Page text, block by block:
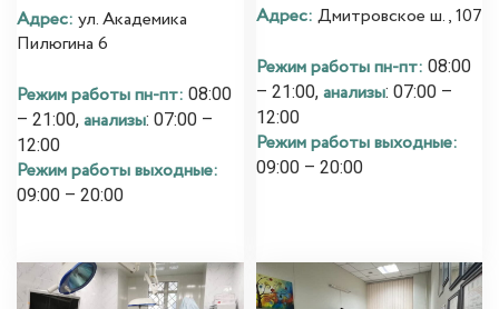
Адрес: ул. Академика
Пилюгина 6
Режим работы пн-пт: 08:00
– 21:00, анализы: 07:00 –
12:00
Режим работы выходные:
09:00 – 20:00
Адрес: Дмитровское ш., 107
Режим работы пн-пт: 08:00
– 21:00, анализы: 07:00 –
12:00
Режим работы выходные:
09:00 – 20:00